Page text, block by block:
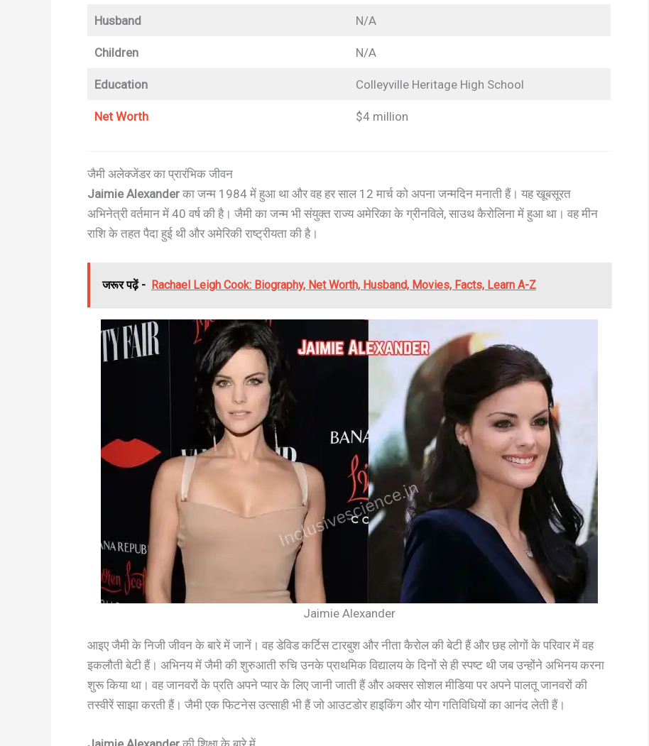
Husband N/A
Children N/A
Education Colleyville Heritage High School
Net Worth $4 million
जैमी अलेक्जेंडर का प्रारंभिक जीवन
Jaimie Alexander का जन्म 1984 में हुआ था और वह हर साल 12 मार्च को अपना जन्मदिन मनाती हैं। यह खूबसूरत
अभिनेत्री वर्तमान में 40 वर्ष की है। जैमी का जन्म भी संयुक्त राज्य अमेरिका के ग्रीनविले, साउथ कैरोलिना में हुआ था। वह मीन
राशि के तहत पैदा हुई थी और अमेरिकी राष्ट्रीयता की है।
जरूर पढ़ें - Rachael Leigh Cook: Biography, Net Worth, Husband, Movies, Facts, Learn A-Z
Jaimie Alexander
आइए जैमी के निजी जीवन के बारे में जानें। वह डेविड कर्टिस टारबुश और नीता कैरोल की बेटी हैं और छह लोगों के परिवार में वह
इकलौती बेटी हैं। अभिनय में जैमी की शुरुआती रुचि उनके प्राथमिक विद्यालय के दिनों से ही स्पष्ट थी जब उन्होंने अभिनय करना
शुरू किया था। वह जानवरों के प्रति अपने प्यार के लिए जानी जाती हैं और अक्सर सोशल मीडिया पर अपने पालतू जानवरों की
तस्वीरें साझा करती हैं। जैमी एक फिटनेस उत्साही भी हैं जो आउटडोर हाइकिंग और योग गतिविधियों का आनंद लेती हैं।